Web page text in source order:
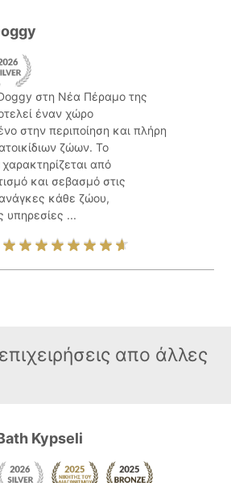
στη Νέα Πέραμο της
έναν χώρο
στην περιποίηση και πλήρη
ζώων. Το
από
και σεβασμό στις
κάθε ζώου,
υπηρεσίες ...
απο άλλες
Kypseli